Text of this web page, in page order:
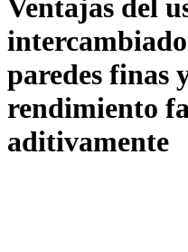
Ventajas del
paredes finas
rendimiento
aditivamente